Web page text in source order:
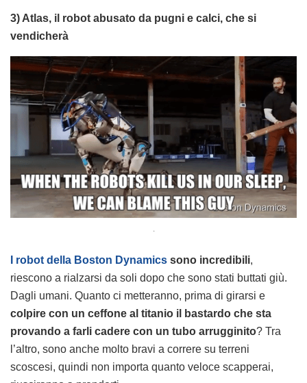
3) Atlas, il robot abusato da pugni e calci, che si
vendicherà
.
I robot della Boston Dynamics sono incredibili,
riescono a rialzarsi da soli dopo che sono stati buttati giù.
Dagli umani. Quanto ci metteranno, prima di girarsi e
colpire con un ceffone al titanio il bastardo che sta
provando a farli cadere con un tubo arrugginito? Tra
l’altro, sono anche molto bravi a correre su terreni
scoscesi, quindi non importa quanto veloce scapperai,